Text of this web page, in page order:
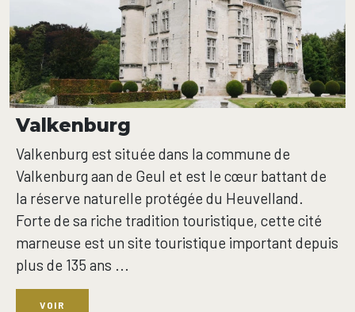
Valkenburg
Valkenburg est située dans la commune de
Valkenburg aan de Geul et est le cœur battant de
la réserve naturelle protégée du Heuvelland.
Forte de sa riche tradition touristique, cette cité
marneuse est un site touristique important depuis
plus de 135 ans ...
VOIR